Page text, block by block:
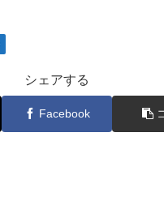
シェアする
Facebook